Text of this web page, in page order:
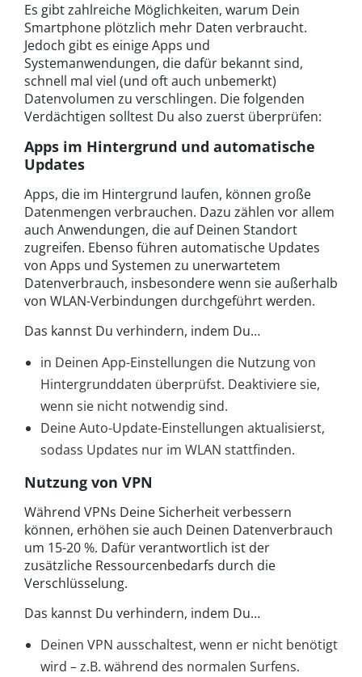
Es gibt zahlreiche Möglichkeiten, warum Dein
Smartphone plötzlich mehr Daten verbraucht.
Jedoch gibt es einige Apps und
Systemanwendungen, die dafür bekannt sind,
schnell mal viel (und oft auch unbemerkt)
Datenvolumen zu verschlingen. Die folgenden
Verdächtigen solltest Du also zuerst überprüfen:
Apps im Hintergrund und automatische
Updates
Apps, die im Hintergrund laufen, können große
Datenmengen verbrauchen. Dazu zählen vor allem
auch Anwendungen, die auf Deinen Standort
zugreifen. Ebenso führen automatische Updates
von Apps und Systemen zu unerwartetem
Datenverbrauch, insbesondere wenn sie außerhalb
von WLAN-Verbindungen durchgeführt werden.
Das kannst Du verhindern, indem Du…
in Deinen App-Einstellungen die Nutzung von
Hintergrunddaten überprüfst. Deaktiviere sie,
wenn sie nicht notwendig sind.
Deine Auto-Update-Einstellungen aktualisierst,
sodass Updates nur im WLAN stattfinden.
Nutzung von VPN
Während VPNs Deine Sicherheit verbessern
können, erhöhen sie auch Deinen Datenverbrauch
um 15-20 %. Dafür verantwortlich ist der
zusätzliche Ressourcenbedarfs durch die
Verschlüsselung.
Das kannst Du verhindern, indem Du…
Deinen VPN ausschaltest, wenn er nicht benötigt
wird – z.B. während des normalen Surfens.